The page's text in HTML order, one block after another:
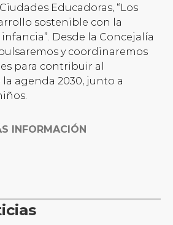
Educadoras, “Los
sostenible con la
Desde la Concejalía
y coordinaremos
para contribuir al
agenda 2030, junto a
INFORMACIÓN